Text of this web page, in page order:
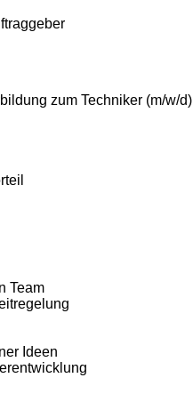
zum Techniker (m/w/
Team
Ideen